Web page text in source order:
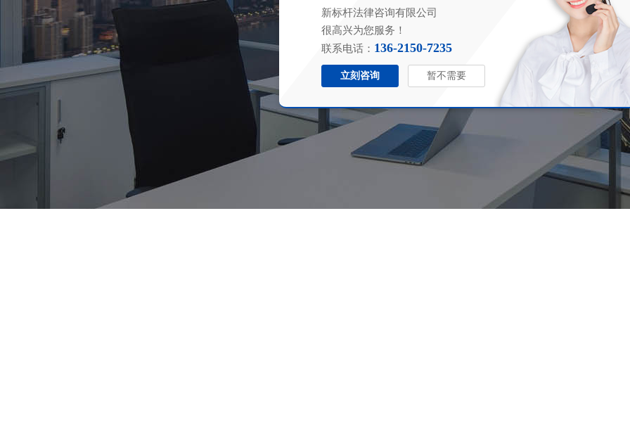
新标杆法律咨询有限公司
很高兴为您服务！
联系电话： 136-2150-7235
立刻咨询 暂不需要